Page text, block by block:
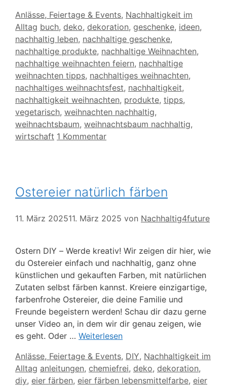
Kategorien
Anlässe, Feiertage & Events, Nachhaltigkeit im
Alltag Schlagwörter
buch, deko, dekoration, geschenke, ideen,
nachhaltig leben, nachhaltige geschenke,
nachhaltige produkte, nachhaltige Weihnachten,
nachhaltige weihnachten feiern, nachhaltige
weihnachten tipps, nachhaltiges weihnachten,
nachhaltiges weihnachtsfest, nachhaltigkeit,
nachhaltigkeit weihnachten, produkte, tipps,
vegetarisch, weihnachten nachhaltig,
weihnachtsbaum, weihnachtsbaum nachhaltig,
wirtschaft 1 Kommentar
Ostereier natürlich färben
11. März 202511. März 2025 von Nachhaltig4future
Ostern DIY – Werde kreativ! Wir zeigen dir hier, wie
du Ostereier einfach und nachhaltig, ganz ohne
künstlichen und gekauften Farben, mit natürlichen
Zutaten selbst färben kannst. Kreiere einzigartige,
farbenfrohe Ostereier, die deine Familie und
Freunde begeistern werden! Schau dir dazu gerne
unser Video an, in dem wir dir genau zeigen, wie
es geht. Oder … Weiterlesen
Kategorien
Anlässe, Feiertage & Events, DIY, Nachhaltigkeit im
Alltag Schlagwörter
anleitungen, chemiefrei, deko, dekoration,
diy, eier färben, eier färben lebensmittelfarbe, eier